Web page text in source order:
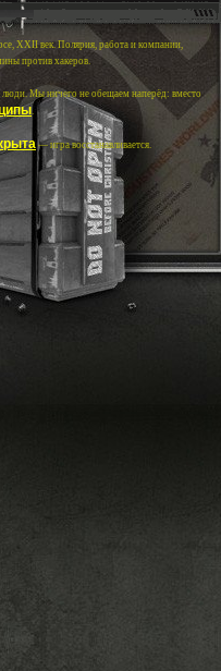
XXII век. Полярия, работа и компании,
против хакеров.
люди. Мы ничего не обещаем наперёд: вместо
.
— игра восстанавливается.